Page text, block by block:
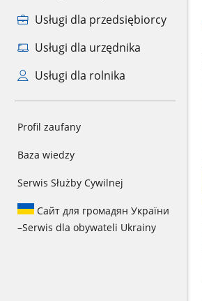
Usługi dla przedsiębiorcy
Usługi dla urzędnika
Usługi dla rolnika
Profil zaufany
Baza wiedzy
Serwis Służby Cywilnej
Сайт для громадян України
–Serwis dla obywateli Ukrainy